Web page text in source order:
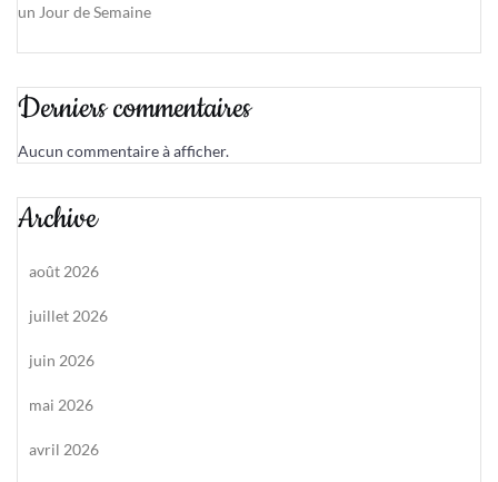
un Jour de Semaine
Derniers commentaires
Aucun commentaire à afficher.
Archive
août 2026
juillet 2026
juin 2026
mai 2026
avril 2026